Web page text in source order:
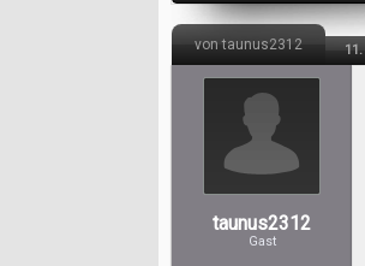
von taunus2312
taunus2312
Gast